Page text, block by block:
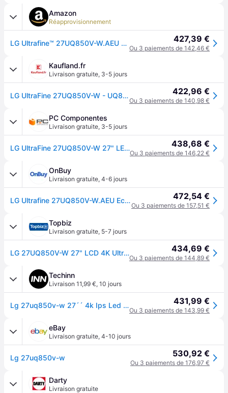
Amazon
Réapprovisionnement
LG Ultrafine™ 27UQ850V-W.AEU Ecran PC 4K 27" - Dalle IPS résolution UHD (3840 x 2160), 5ms GtG, Display HDRTM 400, DCI-P3 98%, AMD FreeSync, inclinable, réglable en Hauteur 427,39 €
Ou 3 paiements de 142,46 €
Kaufland.fr
Livraison gratuite, 3-5 jours
LG UltraFine 27UQ850V-W - UQ850V Series - LED-Monitor - 68.47 cm (27″) 422,96 €
Ou 3 paiements de 140,98 €
PC Componentes
Livraison gratuite, 3-5 jours
LG UltraFine 27UQ850V-W 27" LED Nano IPS UltraHD 4K Haut-parleurs réglables en hauteur FreeSync USB-C 438,68 €
Ou 3 paiements de 146,22 €
OnBuy
Livraison gratuite, 4-6 jours
LG Ultrafine 27UQ850V-W.AEU Ecran PC 4K 27" - Dalle IPS résolution UHD (3840 x 2160), 5ms GtG, Display HDRTM 400, DCI-P3 98%, AMD 472,54 €
Ou 3 paiements de 157,51 €
Topbiz
Livraison gratuite, 5-7 jours
LG 27UQ850V-W 27" LCD 4K Ultra HD 5 ms Blanc 434,69 €
Ou 3 paiements de 144,89 €
Techinn
Livraison 11,99 €, 10 jours
Lg 27uq850v-w 27´´ 4k Ips Led Monitor Multicolore One Size / EU Plug 220V 431,99 €
Ou 3 paiements de 143,99 €
eBay
Livraison gratuite, 4-10 jours
Lg 27uq850v-w 530,92 €
Ou 3 paiements de 176,97 €
Darty
Livraison gratuite